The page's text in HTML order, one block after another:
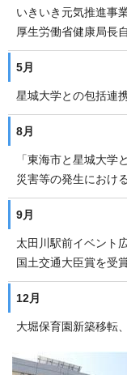
いきいき元気推進事
厚生労働省健康局長
5月
星城大学との包括連
8月
「東海市と星城大学
災害等の発生におけ
9月
太田川駅前イベント
国土交通大臣賞を受
12月
大堀保育園新築移転